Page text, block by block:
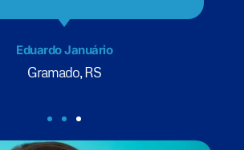
Eduardo Januário
Gramado, RS